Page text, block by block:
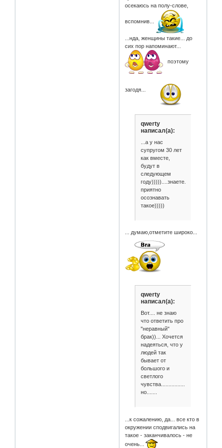
осекаюсь на полу-слове,
вспомнив...
...нда, женщины такие... до
сих пор напоминают...
поэтому
загодя...
qwerty
написал(а):
...а у нас
супругом 30 лет
как вместе,
будут в
следующем
году)))))....знаете.....
приятно
осознавать
такое)))))
... думаю,отметите широко...
qwerty
написал(а):
Вот.... не знаю
что ответить про
"неравный"
брак))... Хочется
надеяться, что у
людей так
бывает от
большого и
светлого
чувства..................
но.......
...к сожалению, да... все кто в
окружении сподвигались на
такое - заканчивалось - не
очень...